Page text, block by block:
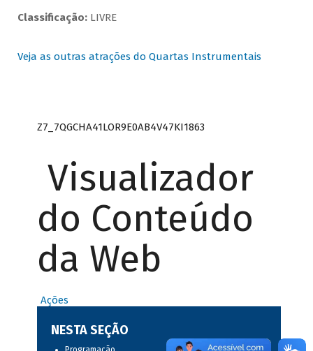
Classificação:LIVRE
Veja as outras atrações do Quartas Instrumentais
Z7_7QGCHA41LOR9E0AB4V47KI1863
Visualizador
do Conteúdo
da Web
Ações
NESTA SEÇÃO